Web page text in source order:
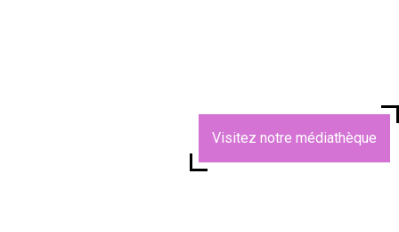
Visitez notre médiathèque